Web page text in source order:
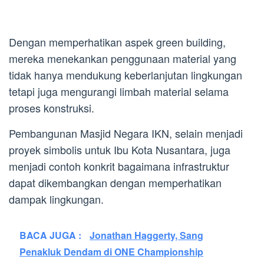
Dengan memperhatikan aspek green building,
mereka menekankan penggunaan material yang
tidak hanya mendukung keberlanjutan lingkungan
tetapi juga mengurangi limbah material selama
proses konstruksi.
Pembangunan Masjid Negara IKN, selain menjadi
proyek simbolis untuk Ibu Kota Nusantara, juga
menjadi contoh konkrit bagaimana infrastruktur
dapat dikembangkan dengan memperhatikan
dampak lingkungan.
BACA JUGA :
Jonathan Haggerty, Sang
Penakluk Dendam di ONE Championship